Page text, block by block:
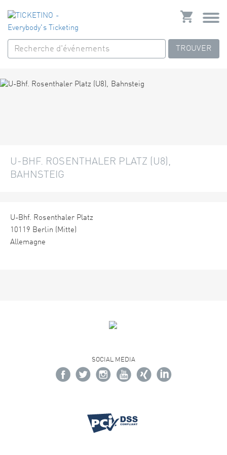
TROUVER
U-BHF. ROSENTHALER PLATZ (U8),
BAHNSTEIG
U-Bhf. Rosenthaler Platz
10119 Berlin (Mitte)
Allemagne
SOCIAL MEDIA